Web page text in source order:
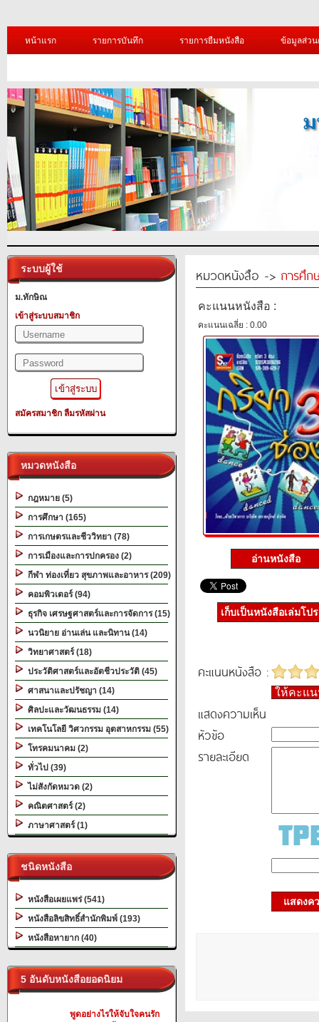
หน้าแรก รายการบันทึก รายการยืมหนังสือ ข้อมูลส่ว
ระบบผู้ใช้
ม.ทักษิณ
เข้าสู่ระบบสมาชิก
สมัครสมาชิก ลืมรหัสผ่าน
หมวดหนังสือ
กฎหมาย (5)
การศึกษา (165)
การเกษตรและชีววิทยา (78)
การเมืองและการปกครอง (2)
กีฬา ท่องเที่ยว สุขภาพและอาหาร (209)
คอมพิวเตอร์ (94)
ธุรกิจ เศรษฐศาสตร์และการจัดการ (15)
นวนิยาย อ่านเล่น และนิทาน (14)
วิทยาศาสตร์ (18)
ประวัติศาสตร์และอัตชีวประวัติ (45)
ศาสนาและปรัชญา (14)
ศิลปะและวัฒนธรรม (14)
เทคโนโลยี วิศวกรรม อุตสาหกรรม (55)
โทรคมนาคม (2)
ทั่วไป (39)
ไม่สังกัดหมวด (2)
คณิตศาสตร์ (2)
ภาษาศาสตร์ (1)
ชนิดหนังสือ
หนังสือเผยแพร่ (541)
หนังสือลิขสิทธิ์สำนักพิมพ์ (193)
หนังสือหายาก (40)
5 อันดับหนังสือยอดนิยม
พูดอย่างไรให้จับใจคนรัก
หมวดหนังสือ -> การศึก
คะแนนหนังสือ :
คะแนนเฉลี่ย : 0.00
อ่านหนังสือ
เก็บเป็นหนังสือเล่มโป
คะแนนหนังสือ :
ให้คะแ
แสดงความเห็น
หัวข้อ
รายละเอียด
แสดงค